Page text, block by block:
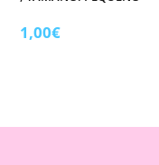
1,00€